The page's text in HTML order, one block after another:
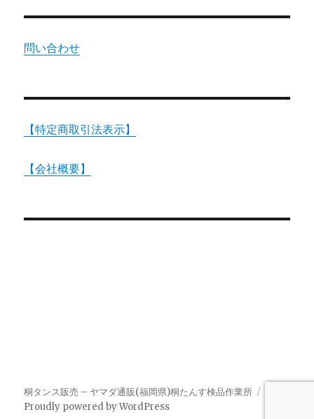
問い合わせ
【特定商取引法表示】
【会社概要】
桐タンス販売 – ヤマダ通販(福岡県)桐たんす検品作業所
Proudly powered by WordPress